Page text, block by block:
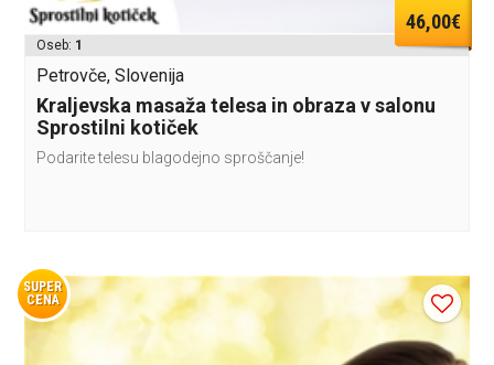
46,00€
Oseb: 1
Petrovče, Slovenija
Kraljevska masaža telesa in obraza v salonu
Sprostilni kotiček
Podarite telesu blagodejno sproščanje!
SUPER
CENA